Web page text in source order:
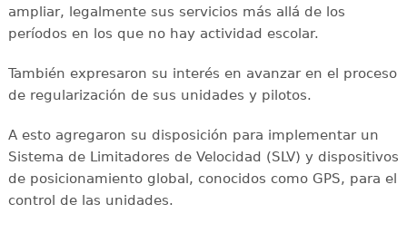
ampliar, legalmente sus servicios más allá de los
períodos en los que no hay actividad escolar.
También expresaron su interés en avanzar en el proceso
de regularización de sus unidades y pilotos.
A esto agregaron su disposición para implementar un
Sistema de Limitadores de Velocidad (SLV) y dispositivos
de posicionamiento global, conocidos como GPS, para el
control de las unidades.